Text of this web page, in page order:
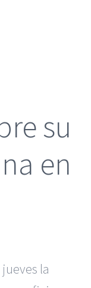
su
en
la